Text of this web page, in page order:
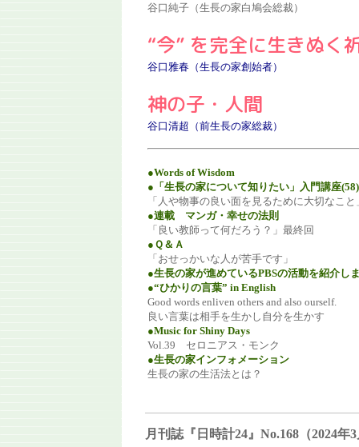
谷口純子（生長の家白鳩会総裁）
“今” を完全に生きぬく
谷口雅春（生長の家創始者）
神の子・人間
谷口清超（前生長の家総裁）
●Words of Wisdom
●「生長の家について知りたい」入門講座(58)
「人や物事の良い面を見るために大切なこと
●連載 マンガ・幸せの法則
「良い教師って何だろう？」最終回
●Ｑ＆Ａ
「おせっかいな人が苦手です」
●生長の家が進めているPBSの活動を紹介し
●“ひかりの言葉” in English
Good words enliven others and also ourself.
良い言葉は相手を生かし自分を生かす
●Music for Shiny Days
Vol.39 セロニアス・モンク
●生長の家インフォメーション
生長の家の生活法とは？
月刊誌『日時計24』No.168（2024